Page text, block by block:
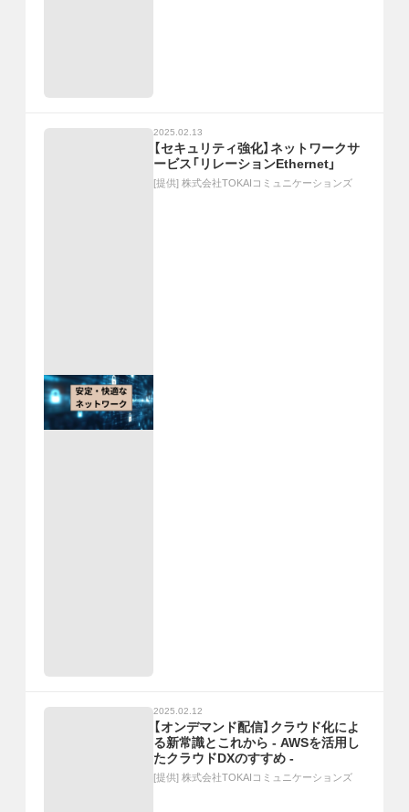
2025.02.13
【セキュリティ強化】ネットワークサ
ービス「リレーションEthernet」
[提供] 株式会社TOKAIコミュニケーションズ
2025.02.12
【オンデマンド配信】クラウド化によ
る新常識とこれから - AWSを活用し
たクラウドDXのすすめ -
[提供] 株式会社TOKAIコミュニケーションズ